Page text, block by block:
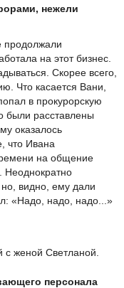
нежели
продолжали
на этот бизнес.
Скорее всего,
Что касается Вани,
в прокурорскую
были расставлены
оказалось
что Ивана
на общение
Неоднократно
но, видно, ему дали
«Надо, надо, надо...»
с женой Светланой.
персонала